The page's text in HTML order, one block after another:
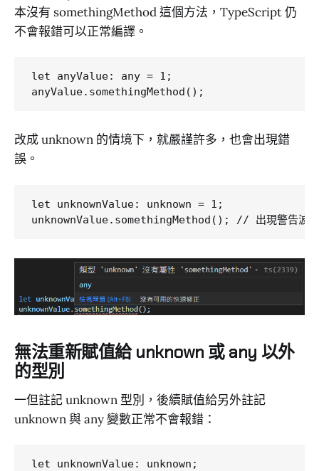
本沒有 somethingMethod 這個方法，TypeScript 仍
不會報錯可以正常編譯。
let anyValue: any = 1;
改成 unknown 的情境下，就嚴謹許多，也會出現錯
誤。
let unknownValue: unknown = 1;
無法重新賦值給 unknown 或 any 以外
的型別
一但註記 unknown 型別，後續賦值給另外註記
unknown 與 any 變數正常不會報錯：
let unknownValue: unknown;